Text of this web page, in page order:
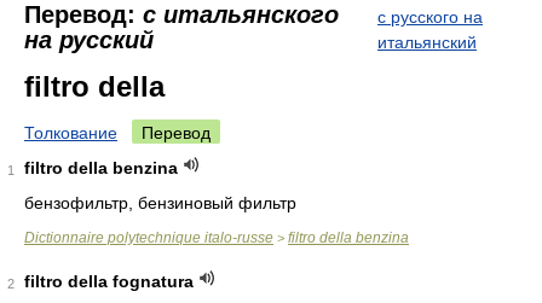
Перевод: с итальянского
на русский
с русского на
итальянский
filtro della
Толкование Перевод
1
filtro della benzina
бензофильтр, бензиновый фильтр
Dictionnaire polytechnique italo-russe > filtro della benzina
2
filtro della fognatura